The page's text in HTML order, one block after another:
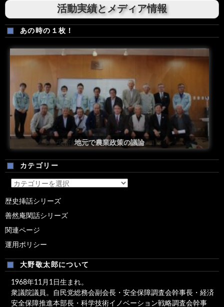
活動実績とメディア情報
あの時の１枚！
安倍総理米国議会演説後の一コマ
地元で農業政策の議論
カテゴリー
カ
テ
リ
ー
歴史挿話シリーズ
善然庵閑話シリーズ
関連ページ
運用ポリシー
大野敬太郎について
1968年11月1日生まれ。
衆議院議員。自民党総務会副会長・安全保障調査会幹事長・経済
安全保障推進本部長・科学技術イノベーション戦略調査会幹事